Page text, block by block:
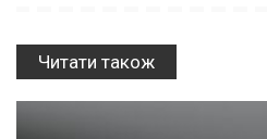
Читати також